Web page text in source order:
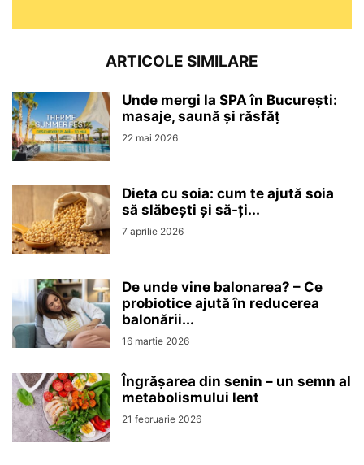
ARTICOLE SIMILARE
Unde mergi la SPA în București:
masaje, saună și răsfăț
22 mai 2026
Dieta cu soia: cum te ajută soia
să slăbești și să-ți...
7 aprilie 2026
De unde vine balonarea? – Ce
probiotice ajută în reducerea
balonării...
16 martie 2026
Îngrășarea din senin – un semn al
metabolismului lent
21 februarie 2026